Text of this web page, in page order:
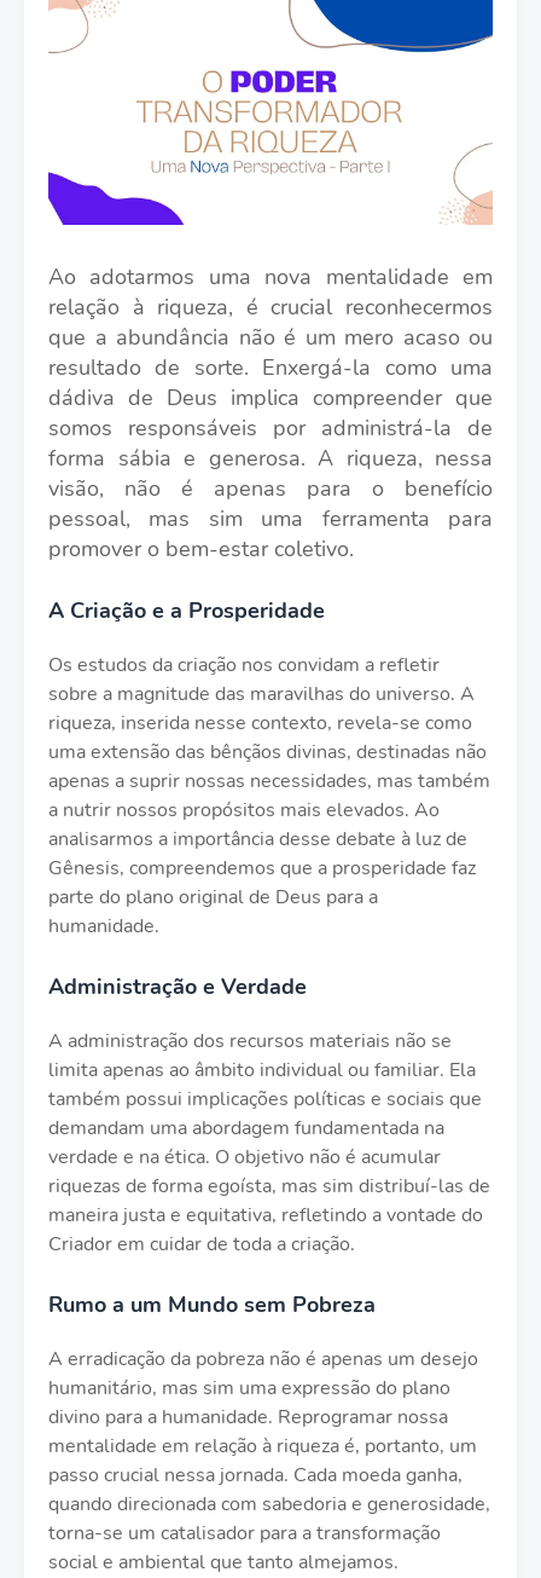
Ao adotarmos uma nova mentalidade em
relação à riqueza, é crucial reconhecermos
que a abundância não é um mero acaso ou
resultado de sorte. Enxergá-la como uma
dádiva de Deus implica compreender que
somos responsáveis por administrá-la de
forma sábia e generosa. A riqueza, nessa
visão, não é apenas para o benefício
pessoal, mas sim uma ferramenta para
promover o bem-estar coletivo.
A Criação e a Prosperidade
Os estudos da criação nos convidam a refletir
sobre a magnitude das maravilhas do universo. A
riqueza, inserida nesse contexto, revela-se como
uma extensão das bênçãos divinas, destinadas não
apenas a suprir nossas necessidades, mas também
a nutrir nossos propósitos mais elevados. Ao
analisarmos a importância desse debate à luz de
Gênesis, compreendemos que a prosperidade faz
parte do plano original de Deus para a
humanidade.
Administração e Verdade
A administração dos recursos materiais não se
limita apenas ao âmbito individual ou familiar. Ela
também possui implicações políticas e sociais que
demandam uma abordagem fundamentada na
verdade e na ética. O objetivo não é acumular
riquezas de forma egoísta, mas sim distribuí-las de
maneira justa e equitativa, refletindo a vontade do
Criador em cuidar de toda a criação.
Rumo a um Mundo sem Pobreza
A erradicação da pobreza não é apenas um desejo
humanitário, mas sim uma expressão do plano
divino para a humanidade. Reprogramar nossa
mentalidade em relação à riqueza é, portanto, um
passo crucial nessa jornada. Cada moeda ganha,
quando direcionada com sabedoria e generosidade,
torna-se um catalisador para a transformação
social e ambiental que tanto almejamos.